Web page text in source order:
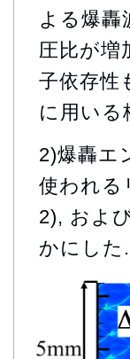
よる爆
圧比が増
子依存性
に用いる
2)爆轟エ
使われる
2), およ
かにした.